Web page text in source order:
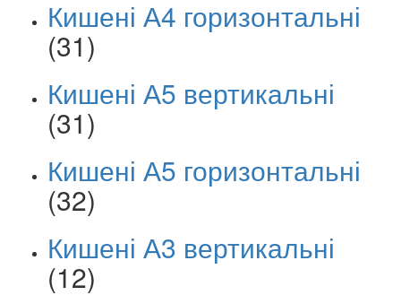
Кишені А4 горизонтальні
(31)
Кишені А5 вертикальні
(31)
Кишені А5 горизонтальні
(32)
Кишені А3 вертикальні
(12)